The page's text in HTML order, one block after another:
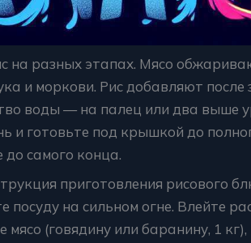
на разных этапах. Мясо
и моркови. Рис добавляют
воды — на палец или два выше
и готовьте под крышкой до
самого конца.
приготовления рисового
посуду на сильном огне. Влейте
(говядину или баранину, 1